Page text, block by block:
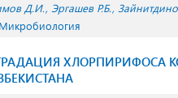
Д.И. Эргашев Р.Б.
ХЛОРПИРИФОСА